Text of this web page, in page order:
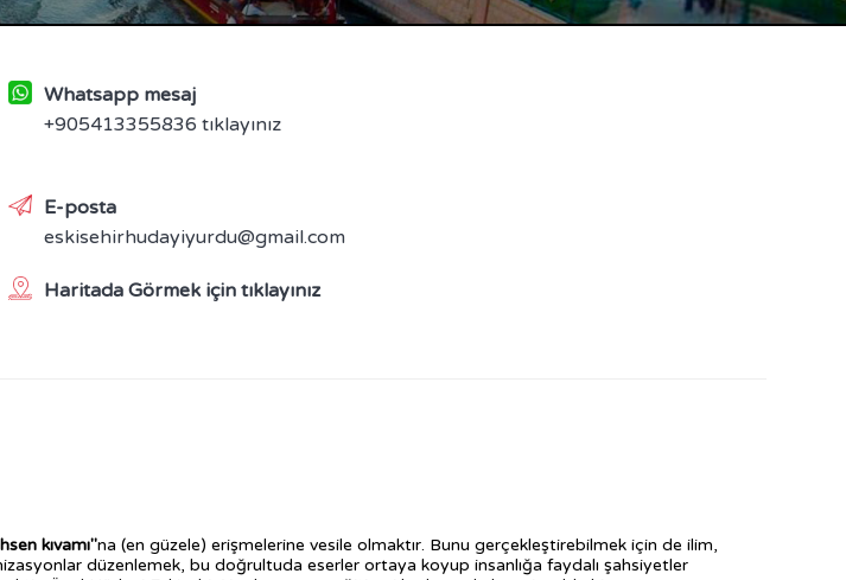
Whatsapp mesaj
+905413355836 tıklayınız
E-posta
eskisehirhudayiyurdu@gmail.com
Haritada Görmek için tıklayınız
kıvamı"na (en güzele) erişmelerine vesile olmaktır. Bunu gerçekleştirebilmek için de ilim,
düzenlemek, bu doğrultuda eserler ortaya koyup insanlığa faydalı şahsiyetler